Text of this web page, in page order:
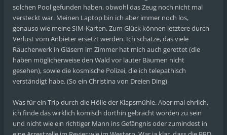
solchen Pool gefunden haben, obwohl das Zeug noch nicht mal
versteckt war. Meinen Laptop bin ich aber immer noch los,
genauso wie meine SIM-Karten. Zum Glück können letztere durch
Verlust vom Anbieter ersetzt werden. Ich schätze, das viele
Räucherwerk in Gläsern im Zimmer hat mich auch gerettet (die
haben möglicherweise den Wald vor lauter Bäumen nicht
gesehen), sowie die kosmische Polizei, die ich telepathisch
verständigt habe. (So ein Christina von Dreien Ding)
Was für ein Trip durch die Hölle der Klapsmühle. Aber mal ehrlich,
ich finde das wirklich komisch dorthin gebracht worden zu sein
und nicht wie ein richtiger Mann ins Gefängnis oder zumindest in